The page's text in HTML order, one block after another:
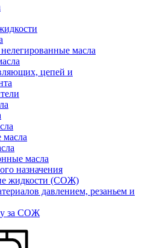
масла
цепей и
масла
назначения
жидкости (СОЖ)
давлением, резаньем и
за СОЖ